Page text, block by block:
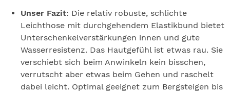
Unser Fazit: Die relativ robuste, schlichte
Leichthose mit durchgehendem Elastikbund bietet
Unterschenkelverstärkungen innen und gute
Wasserresistenz. Das Hautgefühl ist etwas rau. Sie
verschiebt sich beim Anwinkeln kein bisschen,
verrutscht aber etwas beim Gehen und raschelt
dabei leicht. Optimal geeignet zum Bergsteigen bis